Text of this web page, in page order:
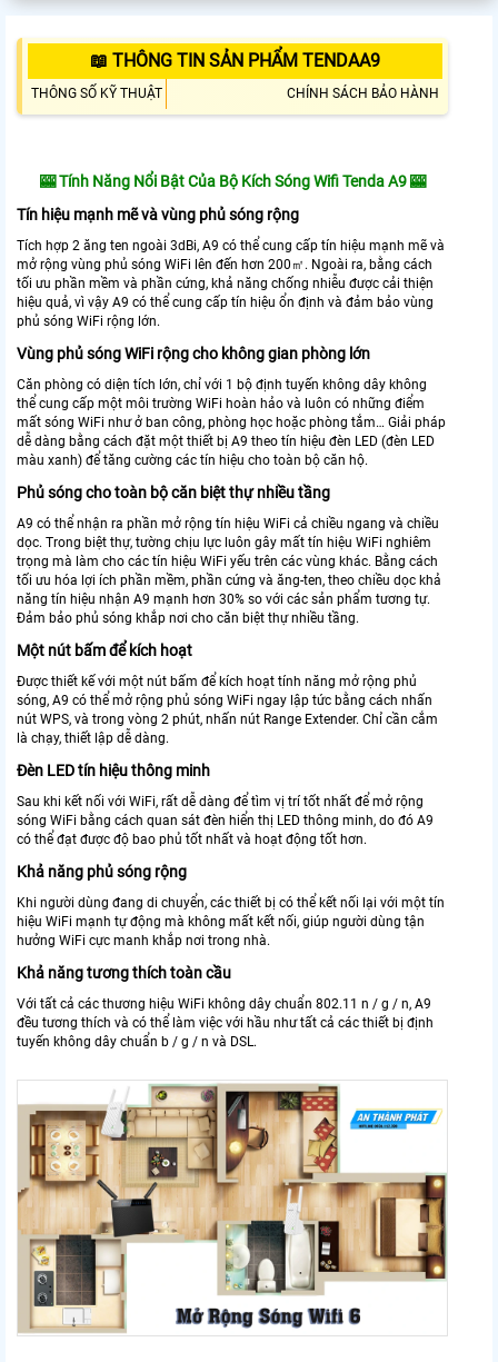
📖 THÔNG TIN SẢN PHẨM TENDAA9
THÔNG SỐ KỸ THUẬT CHÍNH SÁCH BẢO HÀNH
🎰Tính Năng Nổi Bật Của Bộ Kích Sóng Wifi Tenda A9 🎰
Tín hiệu mạnh mẽ và vùng phủ sóng rộng
Tích hợp 2 ăng ten ngoài 3dBi, A9 có thể cung cấp tín hiệu mạnh mẽ và
mở rộng vùng phủ sóng WiFi lên đến hơn 200㎡. Ngoài ra, bằng cách
tối ưu phần mềm và phần cứng, khả năng chống nhiễu được cải thiện
hiệu quả, vì vậy A9 có thể cung cấp tín hiệu ổn định và đảm bảo vùng
phủ sóng WiFi rộng lớn.
Vùng phủ sóng WiFi rộng cho không gian phòng lớn
Căn phòng có diện tích lớn, chỉ với 1 bộ định tuyến không dây không
thể cung cấp một môi trường WiFi hoàn hảo và luôn có những điểm
mất sóng WiFi như ở ban công, phòng học hoặc phòng tắm… Giải pháp
dễ dàng bằng cách đặt một thiết bị A9 theo tín hiệu đèn LED (đèn LED
màu xanh) để tăng cường các tín hiệu cho toàn bộ căn hộ.
Phủ sóng cho toàn bộ căn biệt thự nhiều tầng
A9 có thể nhận ra phần mở rộng tín hiệu WiFi cả chiều ngang và chiều
dọc. Trong biệt thự, tường chịu lực luôn gây mất tín hiệu WiFi nghiêm
trọng mà làm cho các tín hiệu WiFi yếu trên các vùng khác. Bằng cách
tối ưu hóa lợi ích phần mềm, phần cứng và ăng-ten, theo chiều dọc khả
năng tín hiệu nhận A9 mạnh hơn 30% so với các sản phẩm tương tự.
Đảm bảo phủ sóng khắp nơi cho căn biệt thự nhiều tầng.
Một nút bấm để kích hoạt
Được thiết kế với một nút bấm để kích hoạt tính năng mở rộng phủ
sóng, A9 có thể mở rộng phủ sóng WiFi ngay lập tức bằng cách nhấn
nút WPS, và trong vòng 2 phút, nhấn nút Range Extender. Chỉ cần cắm
là chạy, thiết lập dễ dàng.
Đèn LED tín hiệu thông minh
Sau khi kết nối với WiFi, rất dễ dàng để tìm vị trí tốt nhất để mở rộng
sóng WiFi bằng cách quan sát đèn hiển thị LED thông minh, do đó A9
có thể đạt được độ bao phủ tốt nhất và hoạt động tốt hơn.
Khả năng phủ sóng rộng
Khi người dùng đang di chuyển, các thiết bị có thể kết nối lại với một tín
hiệu WiFi mạnh tự động mà không mất kết nối, giúp người dùng tận
hưởng WiFi cực manh khắp nơi trong nhà.
Khả năng tương thích toàn cầu
Với tất cả các thương hiệu WiFi không dây chuẩn 802.11 n / g / n, A9
đều tương thích và có thể làm việc với hầu như tất cả các thiết bị định
tuyến không dây chuẩn b / g / n và DSL.